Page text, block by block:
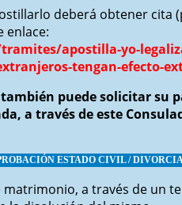
deberá obtener cita
enlace:
apostilla-yo-
tengan-efecto-
puede solicitar su
a través de este
ESTADO CIVIL /
a través de un